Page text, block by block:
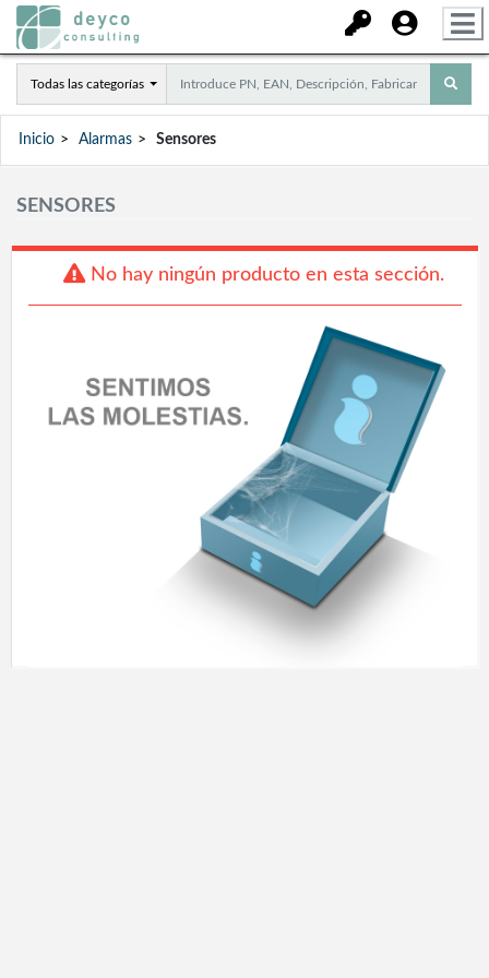
Todas las categorías
Inicio Alarmas Sensores
SENSORES
No hay ningún producto en esta sección.